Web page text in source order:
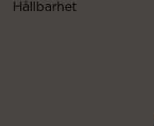
Hållbarhet